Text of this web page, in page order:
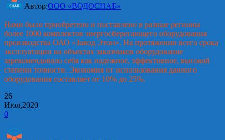
Автор:ООО «ВОДОСНАБ»
Нами было приобретено и поставлено в разные регионы
более 1000 комплектов энергосберегающего оборудования
производства ОАО «Завод Этон». На протяжении всего срока
эксплуатации на объектах заказчиков оборудование
зарекомендовало себя как надежное, эффективное, высокой
степени точности. Экономия от использования данного
оборудования составляет от 10% до 25%.
26
Июл,2020
0